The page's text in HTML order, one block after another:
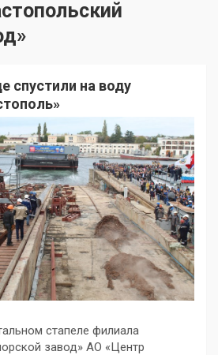
спустили на воду
стапеле филиала
завод» АО «Центр